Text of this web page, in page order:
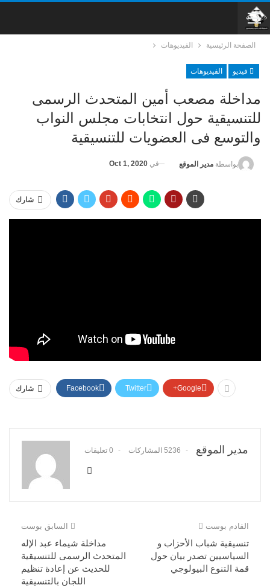
الصفحة الرئيسية الفيديوهات
فيديو الفيديوهات
مداخلة مصعب أمين المتحدث الرسمى
للتنسيقية حول انتخابات مجلس النواب
والتوسع فى العضويات للتنسيقية
بواسطة مدير الموقع في Oct 1, 2020
شارك
شارك Facebook Twitter Google+
مدير الموقع 5236 المشاركات 0 تعليقات
السابق بوست
مداخلة شيماء عبد الإله
المتحدث الرسمى للتنسيقية
للحديث عن إعادة تنظيم
اللجان بالتنسيقية
القادم بوست
تنسيقية شباب الأحزاب و
السياسيين تصدر بيان حول
قمة التنوع البيولوجي